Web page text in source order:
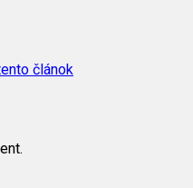
článok